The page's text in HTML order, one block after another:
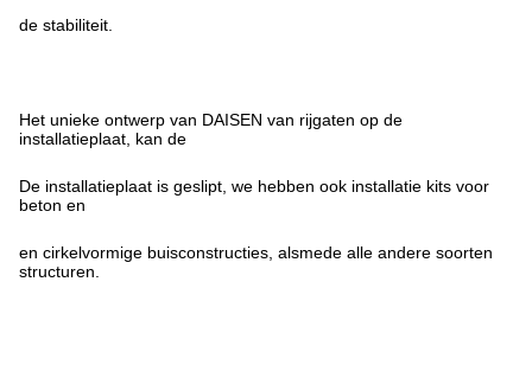
de stabiliteit.
Het unieke ontwerp van DAISEN van rijgaten op de
installatieplaat, kan de
De installatieplaat is geslipt, we hebben ook installatie kits voor
beton en
en cirkelvormige buisconstructies, alsmede alle andere soorten
structuren.